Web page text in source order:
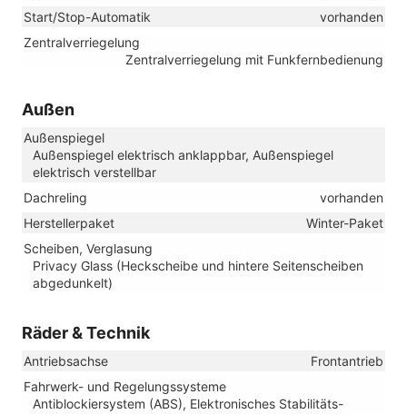
Start/Stop-Automatik
vorhanden
Zentralverriegelung
Zentralverriegelung mit Funkfernbedienung
Außen
Außenspiegel
Außenspiegel elektrisch anklappbar, Außenspiegel
elektrisch verstellbar
Dachreling
vorhanden
Herstellerpaket
Winter-Paket
Scheiben, Verglasung
Privacy Glass (Heckscheibe und hintere Seitenscheiben
abgedunkelt)
Räder & Technik
Antriebsachse
Frontantrieb
Fahrwerk- und Regelungssysteme
Antiblockiersystem (ABS), Elektronisches Stabilitäts-